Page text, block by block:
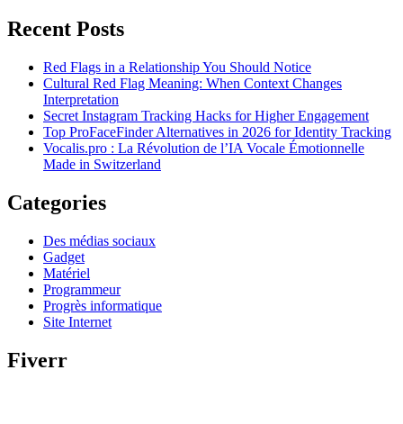
Recent Posts
Red Flags in a Relationship You Should Notice
Cultural Red Flag Meaning: When Context Changes
Interpretation
Secret Instagram Tracking Hacks for Higher Engagement
Top ProFaceFinder Alternatives in 2026 for Identity Tracking
Vocalis.pro : La Révolution de l’IA Vocale Émotionnelle
Made in Switzerland
Categories
Des médias sociaux
Gadget
Matériel
Programmeur
Progrès informatique
Site Internet
Fiverr